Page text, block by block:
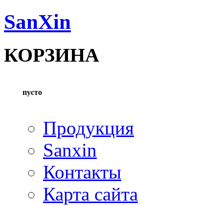
SanXin
КОРЗИНА
пусто
Продукция
Sanxin
Контакты
Карта сайта